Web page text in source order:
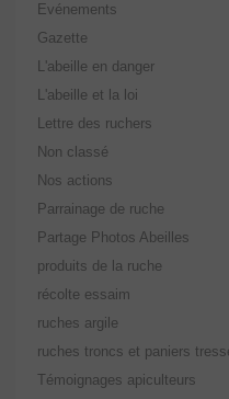
Evénements
Gazette
L'abeille en danger
L'abeille et la loi
Lettre des ruchers
Non classé
Nos actions
Parrainage de ruche
Partage Photos Abeilles
produits de la ruche
récolte essaim
ruches argile
ruches troncs et paniers
Témoignages apiculteurs